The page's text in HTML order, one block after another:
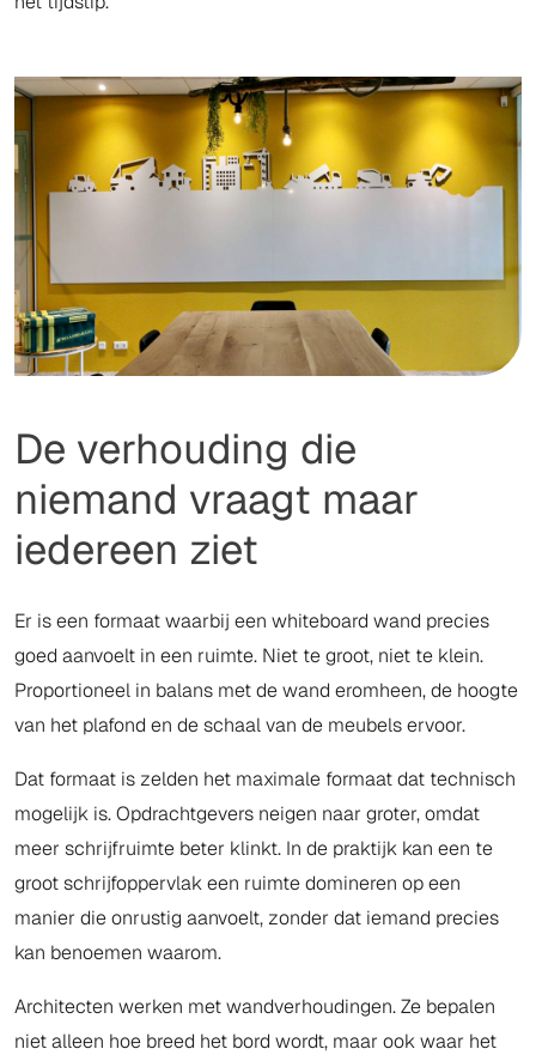
De verhouding die
niemand vraagt maar
iedereen ziet
Er is een formaat waarbij een whiteboard wand precies
goed aanvoelt in een ruimte. Niet te groot, niet te klein.
Proportioneel in balans met de wand eromheen, de hoogte
van het plafond en de schaal van de meubels ervoor.
Dat formaat is zelden het maximale formaat dat technisch
mogelijk is. Opdrachtgevers neigen naar groter, omdat
meer schrijfruimte beter klinkt. In de praktijk kan een te
groot schrijfoppervlak een ruimte domineren op een
manier die onrustig aanvoelt, zonder dat iemand precies
kan benoemen waarom.
Architecten werken met wandverhoudingen. Ze bepalen
niet alleen hoe breed het bord wordt, maar ook waar het